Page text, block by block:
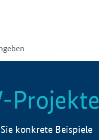
Projekte
konkrete Beispiele